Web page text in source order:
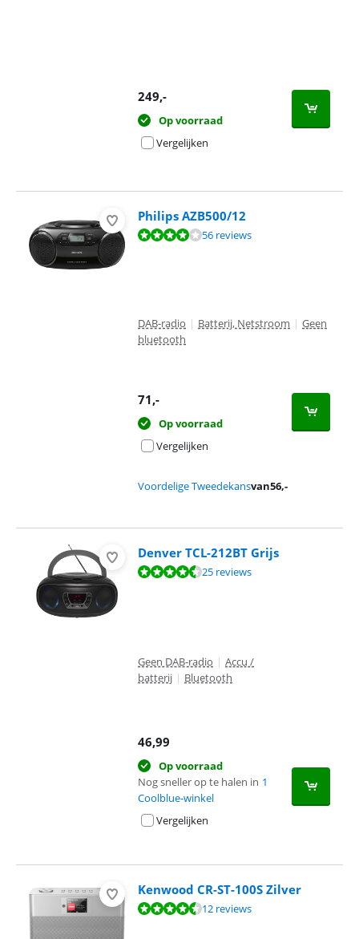
249,-
Op voorraad
Vergelijken
Philips AZB500/12
Beoordeling is 7,9 van de 10, gebaseerd op 56 reviews.
56 reviews
DAB-radio | Batterij, Netstroom | Geen
bluetooth
71,-
Op voorraad
Vergelijken
Voordelige Tweedekansvan56,-
Denver TCL-212BT Grijs
Beoordeling is 8,9 van de 10, gebaseerd op 25 reviews.
25 reviews
Geen DAB-radio | Accu /
batterij | Bluetooth
46,99
Op voorraad
Nog sneller op te halen in 1
Coolblue-winkel
Vergelijken
Kenwood CR-ST-100S Zilver
Beoordeling is 9,1 van de 10, gebaseerd op 12 reviews.
12 reviews